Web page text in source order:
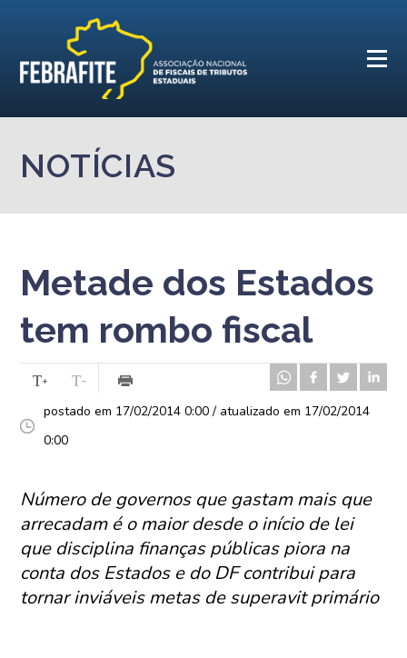
NOTÍCIAS
Metade dos Estados
tem rombo fiscal
postado em 17/02/2014 0:00 / atualizado em 17/02/2014
0:00
Número de governos que gastam mais que
arrecadam é o maior desde o início de lei
que disciplina finanças públicas piora na
conta dos Estados e do DF contribui para
tornar inviáveis metas de superavit primário